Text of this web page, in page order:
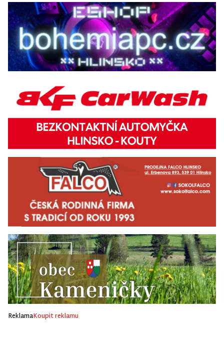
ReklamaKoupit reklamu